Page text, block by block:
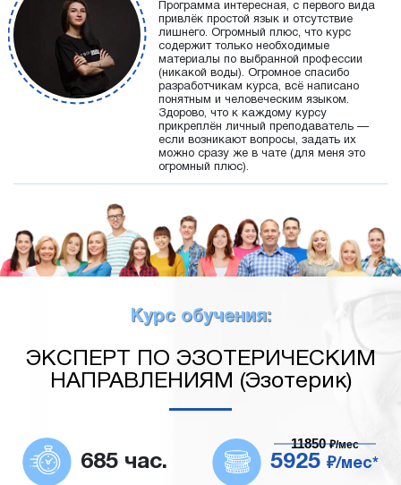
Программа интересная, с первого вида
привлёк простой язык и отсутствие
лишнего. Огромный плюс, что курс
содержит только необходимые
материалы по выбранной профессии
(никакой воды). Огромное спасибо
разработчикам курса, всё написано
понятным и человеческим языком.
Здорово, что к каждому курсу
прикреплён личный преподаватель —
если возникают вопросы, задать их
можно сразу же в чате (для меня это
огромный плюс).
Курс обучения:
ЭКСПЕРТ ПО ЭЗОТЕРИЧЕСКИМ
НАПРАВЛЕНИЯМ (Эзотерик)
685 час. 5925 ₽/мес*
11850₽/мес